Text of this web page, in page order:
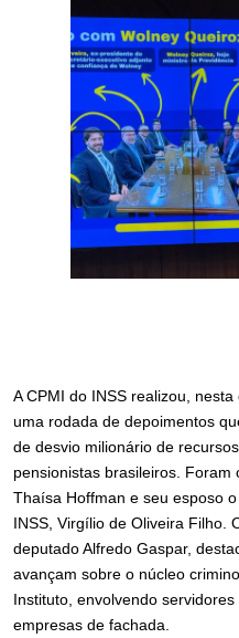
A CPMI do INSS realizou,
uma rodada de depoimentos
de desvio milionário de
pensionistas brasileiros. Foram
Thaísa Hoffman e seu esposo
INSS, Virgílio de Oliveira Filho.
deputado Alfredo Gaspar,
avançam sobre o núcleo
Instituto, envolvendo
empresas de fachada.